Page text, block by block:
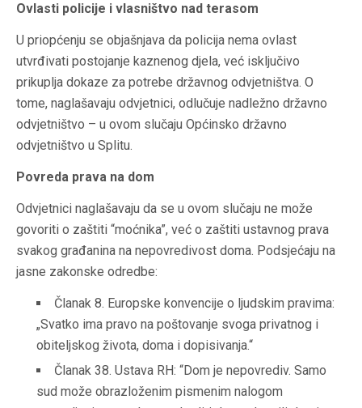
Ovlasti policije i vlasništvo nad terasom
U priopćenju se objašnjava da policija nema ovlast
utvrđivati postojanje kaznenog djela, već isključivo
prikuplja dokaze za potrebe državnog odvjetništva. O
tome, naglašavaju odvjetnici, odlučuje nadležno državno
odvjetništvo – u ovom slučaju Općinsko državno
odvjetništvo u Splitu.
Povreda prava na dom
Odvjetnici naglašavaju da se u ovom slučaju ne može
govoriti o zaštiti “moćnika”, već o zaštiti ustavnog prava
svakog građanina na nepovredivost doma. Podsjećaju na
jasne zakonske odredbe:
Članak 8. Europske konvencije o ljudskim pravima:
„Svatko ima pravo na poštovanje svoga privatnog i
obiteljskog života, doma i dopisivanja.“
Članak 38. Ustava RH: “Dom je nepovrediv. Samo
sud može obrazloženim pismenim nalogom